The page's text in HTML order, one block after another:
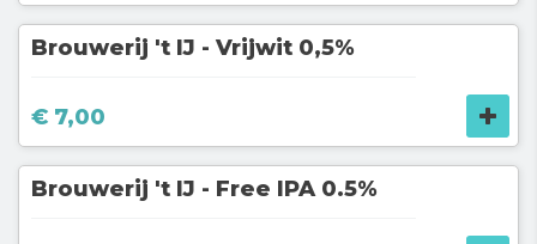
Brouwerij 't IJ - Vrijwit 0,5%
€ 7,00
Brouwerij 't IJ - Free IPA 0.5%